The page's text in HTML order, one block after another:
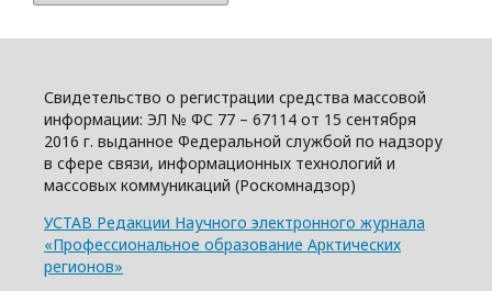
Свидетельство о регистрации средства массовой
информации: ЭЛ № ФС 77 – 67114 от 15 сентября
2016 г. выданное Федеральной службой по надзору
в сфере связи, информационных технологий и
массовых коммуникаций (Роскомнадзор)
УСТАВ Редакции Научного электронного журнала
«Профессиональное образование Арктических
регионов»